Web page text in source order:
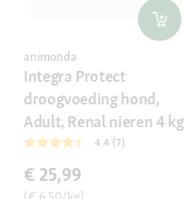
animonda
Integra Protect
droogvoeding hond,
Adult, Renal nieren 4 kg
4.4 (7)
€ 25,99